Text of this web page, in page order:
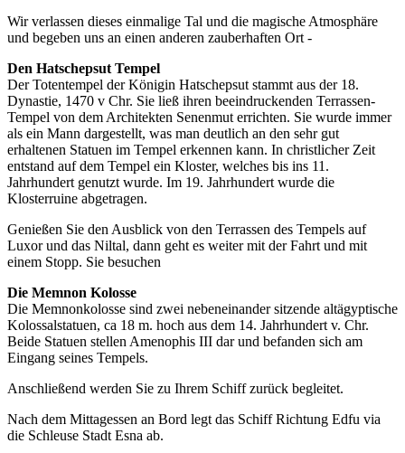
Wir verlassen dieses einmalige Tal und die magische Atmosphäre
und begeben uns an einen anderen zauberhaften Ort -
Den Hatschepsut Tempel
Der Totentempel der Königin Hatschepsut stammt aus der 18.
Dynastie, 1470 v Chr. Sie ließ ihren beeindruckenden Terrassen-
Tempel von dem Architekten Senenmut errichten. Sie wurde immer
als ein Mann dargestellt, was man deutlich an den sehr gut
erhaltenen Statuen im Tempel erkennen kann. In christlicher Zeit
entstand auf dem Tempel ein Kloster, welches bis ins 11.
Jahrhundert genutzt wurde. Im 19. Jahrhundert wurde die
Klosterruine abgetragen.
Genießen Sie den Ausblick von den Terrassen des Tempels auf
Luxor und das Niltal, dann geht es weiter mit der Fahrt und mit
einem Stopp. Sie besuchen
Die Memnon Kolosse
Die Memnonkolosse sind zwei nebeneinander sitzende altägyptische
Kolossalstatuen, ca 18 m. hoch aus dem 14. Jahrhundert v. Chr.
Beide Statuen stellen Amenophis III dar und befanden sich am
Eingang seines Tempels.
Anschließend werden Sie zu Ihrem Schiff zurück begleitet.
Nach dem Mittagessen an Bord legt das Schiff Richtung Edfu via
die Schleuse Stadt Esna ab.